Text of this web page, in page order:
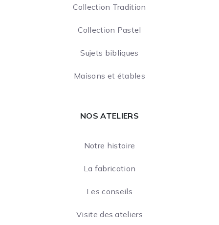
Collection Tradition
Collection Pastel
Sujets bibliques
Maisons et étables
NOS ATELIERS
Notre histoire
La fabrication
Les conseils
Visite des ateliers